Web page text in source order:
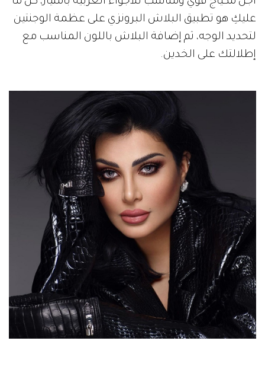
عليكِ هو تطبيق البلاش البرونزي على عظمة الوجنتين
لتحديد الوجه، ثم إضافة البلاش باللون المناسب مع
إطلالتك على الخدين.